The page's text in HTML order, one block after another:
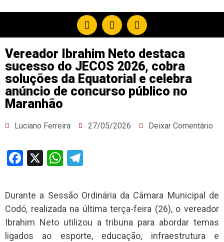
Vereador Ibrahim Neto destaca
sucesso do JECOS 2026, cobra
soluções da Equatorial e celebra
anúncio de concurso público no
Maranhão
Luciano Ferreira 27/05/2026 Deixar Comentário
Facebook
X WhatsApp
Durante a Sessão Ordinária da Câmara Municipal de
Codó, realizada na última terça-feira (26), o vereador
Ibrahim Neto utilizou a tribuna para abordar temas
ligados ao esporte, educação, infraestrutura e